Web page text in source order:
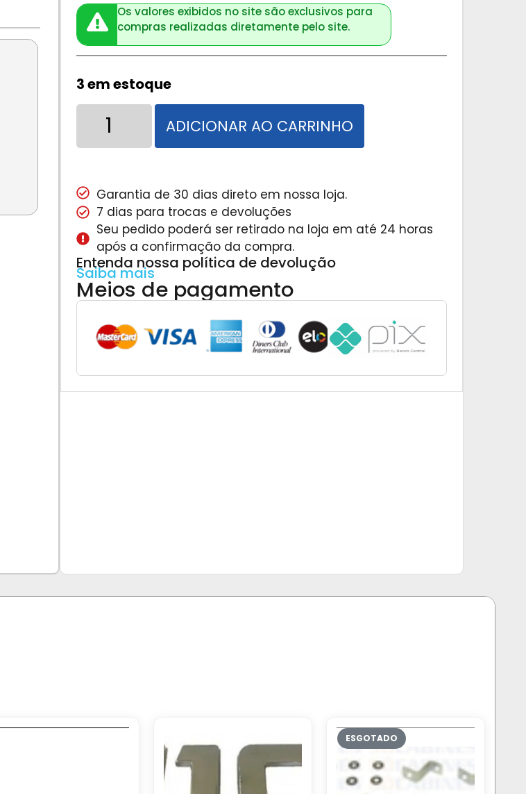
Os valores exibidos no site são exclusivos para
compras realizadas diretamente pelo site.
3 em estoque
ADICIONAR AO CARRINHO
Garantia de 30 dias direto em nossa loja.
7 dias para trocas e devoluções
Seu pedido poderá ser retirado na loja em até 24 horas
após a confirmação da compra.
Entenda nossa política de devolução
Saiba mais
Meios de pagamento